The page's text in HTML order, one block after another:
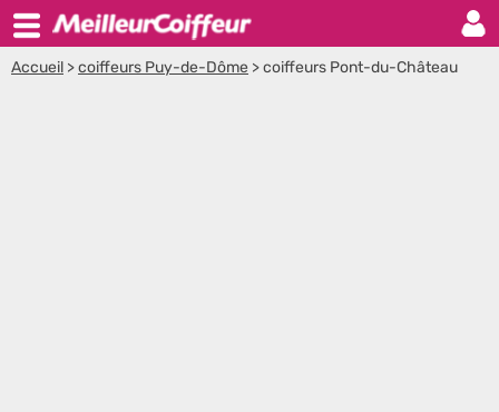
Accueil >coiffeurs Puy-de-Dôme >coiffeurs Pont-du-Château